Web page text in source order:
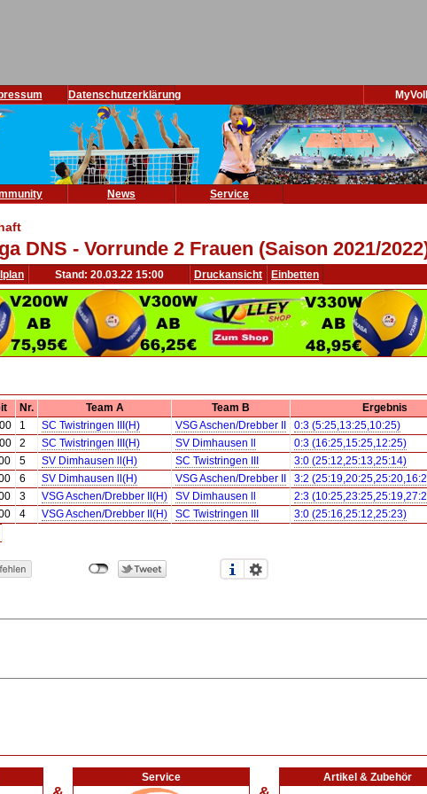
Datenschutzerklärung
News
Service
DNS - Vorrunde 2 Frauen (Saison 2021/
Stand: 20.03.22 15:00 Druckansicht Einbetten
Nr. Team A Team B
Ergebnis
1 SC Twistringen III(H) VSG Aschen/Drebber II
0:3 (5:25,13:25,10:25)
2 SC Twistringen III(H) SV Dimhausen ll
0:3 (16:25,15:25,12:25)
5 SV Dimhausen ll(H) SC Twistringen III
3:0 (25:12,25:13,25:14)
6 SV Dimhausen ll(H) VSG Aschen/Drebber II
3:2
3 VSG Aschen/Drebber II(H) SV Dimhausen ll
2:3
4 VSG Aschen/Drebber II(H) SC Twistringen III
3:0 (25:16,25:12,25:23)
Service Artikel & Zubehör